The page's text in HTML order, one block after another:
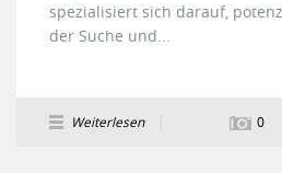
spezialisiert sich darauf,
der Suche und...
Weiterlesen 0